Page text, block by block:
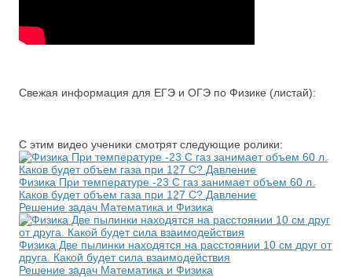
Свежая информация для ЕГЭ и ОГЭ по Физике (листай):
С этим видео ученики смотрят следующие ролики:
Физика При температуре -23 С газ занимает объем 60 л.
Каков будет объем газа при 127 С? Давление
Решение задач Математика и Физика
Физика Две пылинки находятся на расстоянии 10 см друг от
друга. Какой будет сила взаимодействия
Решение задач Математика и Физика